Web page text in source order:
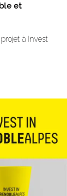
et
à Invest